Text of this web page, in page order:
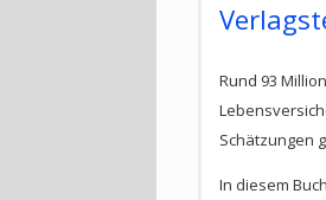
Rund 93
Schätzungen
In diesem